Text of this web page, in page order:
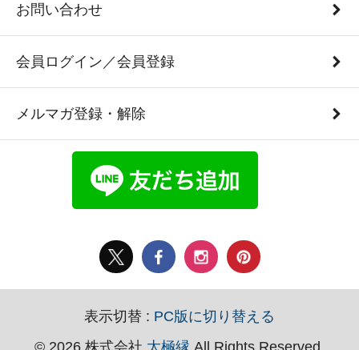
お問い合わせ
会員ログイン／会員登録
メルマガ登録・解除
表示切替 : PC版に切り替える